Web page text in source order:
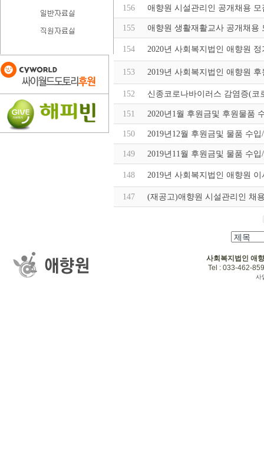
156 애향원 시설관리인 공개채용 모
155 애향원 생활재활교사 공개채용
154 2020년 사회복지법인 애향원
153 2019년 사회복지법인 애향원
152 신종코로나바이러스 감염증(코
151 2020년1월 후원금및 후원물품
150 2019년12월 후원금및 물품 수
149 2019년11월 후원금및 물품 수
148 2019년 사회복지법인 애향원
147 (재공고)애향원 시설관리인 채
사회복지법인 애
Tel : 033-462-
사